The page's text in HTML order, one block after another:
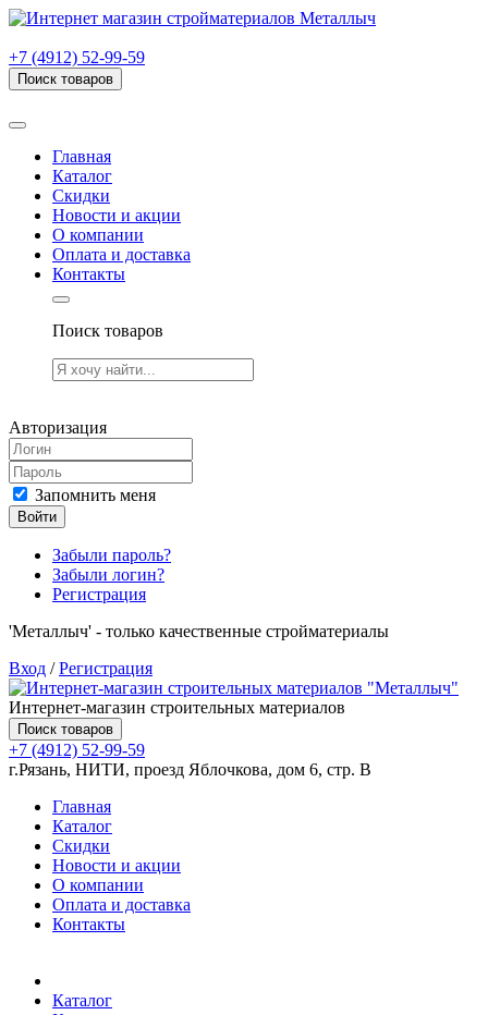
+7 (4912) 52-99-59
Поиск товаров
Главная
Каталог
Скидки
Новости и акции
О компании
Оплата и доставка
Контакты
Поиск товаров
Авторизация
Запомнить меня
Войти
Забыли пароль?
Забыли логин?
Регистрация
'Металлыч' - только качественные стройматериалы
Вход /Регистрация
Интернет-магазин строительных материалов
Поиск товаров
+7 (4912) 52-99-59
г.Рязань, НИТИ, проезд Яблочкова, дом 6, стр. В
Главная
Каталог
Скидки
Новости и акции
О компании
Оплата и доставка
Контакты
Каталог